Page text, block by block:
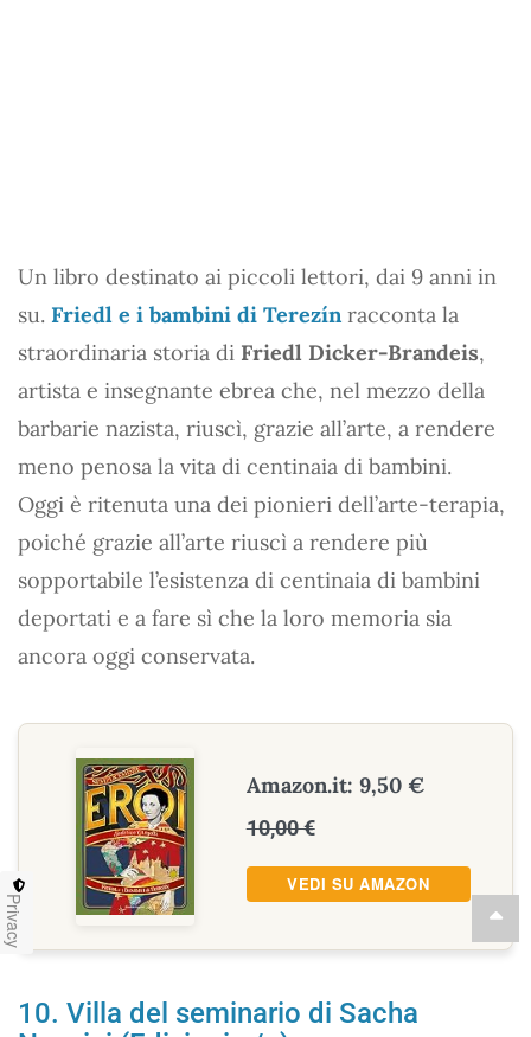
Un libro destinato ai piccoli lettori, dai 9 anni in
su. Friedl e i bambini di Terezínracconta la
straordinaria storia di Friedl Dicker-Brandeis,
artista e insegnante ebrea che, nel mezzo della
barbarie nazista, riuscì, grazie all’arte, a rendere
meno penosa la vita di centinaia di bambini.
Oggi è ritenuta una dei pionieri dell’arte-terapia,
poiché grazie all’arte riuscì a rendere più
sopportabile l’esistenza di centinaia di bambini
deportati e a fare sì che la loro memoria sia
ancora oggi conservata.
Amazon.it: 9,50 €
10,00 €
VEDI SU AMAZON
10. Villa del seminario di Sacha
Privacy